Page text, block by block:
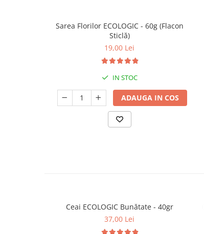
Sarea Florilor ECOLOGIC - 60g (Flacon
Sticlă)
19,00 Lei
IN STOC
ADAUGA IN COS
Ceai ECOLOGIC Bunătate - 40gr
37,00 Lei